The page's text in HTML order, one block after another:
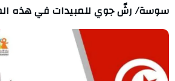
سوسة/ رشّ جوي للمبيدات في هذه